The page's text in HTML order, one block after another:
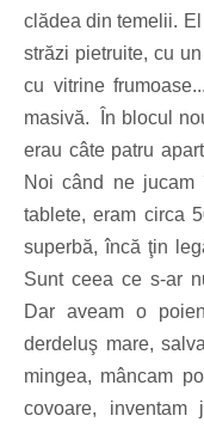
clădea din temelii.
străzi pietruite, cu
cu vitrine
masivă. În blocul
erau câte patru
Noi când ne jucam
tablete, eram circa
superbă, încă ţin
Sunt ceea ce s-ar
Dar aveam o
derdeluş mare,
mingea, mâncam
covoare,